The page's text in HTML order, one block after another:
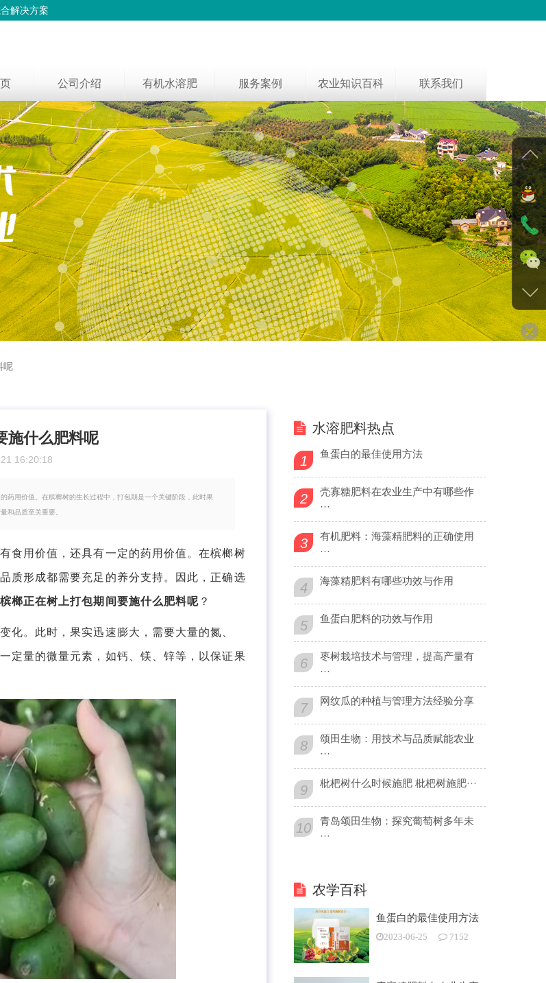
解决方案
公司介绍 有机水溶肥 服务案例 农业知识百科 联系我们
呢
施什么肥料呢
16:20:18
药用价值。在槟榔树的生长过程中，打包期是一个关键阶段，此时果
和品质至关重要。
用价值，还具有一定的药用价值。在槟榔树
质形成都需要充足的养分支持。因此，正确选
槟榔正在树上打包期间要施什么肥料呢 ？
。此时，果实迅速膨大，需要大量的氮、
定量的微量元素，如钙、镁、锌等，以保证果
水溶肥料热点
1 鱼蛋白的最佳使用方法
2
壳寡糖肥料在农业生产中有哪些作
···
3
有机肥料：海藻精肥料的正确使用
···
4 海藻精肥料有哪些功效与作用
5 鱼蛋白肥料的功效与作用
6
枣树栽培技术与管理，提高产量有
···
7 网纹瓜的种植与管理方法经验分享
8
颂田生物：用技术与品质赋能农业
···
9 枇杷树什么时候施肥 枇杷树施肥···
10
青岛颂田生物：探究葡萄树多年未
···
农学百科
鱼蛋白的最佳使用方法
2023-06-25 7152